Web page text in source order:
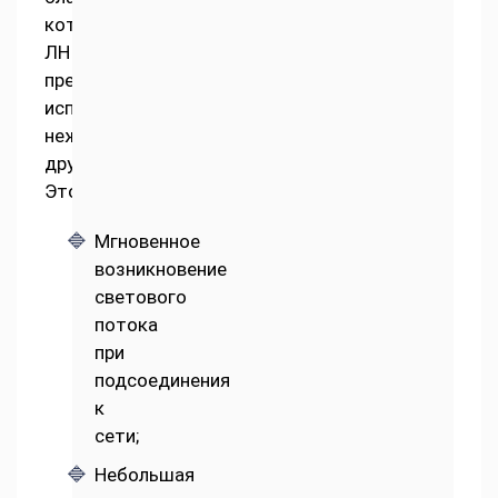
которым
ЛН
предпочтительнее
использовать,
нежели
другие.
Это:
Мгновенное
возникновение
светового
потока
при
подсоединения
к
сети;
Небольшая